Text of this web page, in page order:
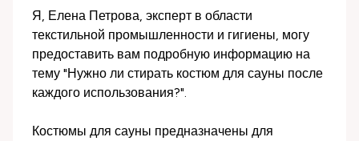
Я, Елена Петрова, эксперт в области
текстильной промышленности и гигиены, могу
предоставить вам подробную информацию на
тему "Нужно ли стирать костюм для сауны после
каждого использования?".
Костюмы для сауны предназначены для